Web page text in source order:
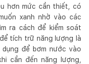
hơn mức cần thiết, có
xanh nhờ vào các
ra cách để kiểm soát
tích trữ năng lượng là
để bơm nước vào
cần đến năng lượng,